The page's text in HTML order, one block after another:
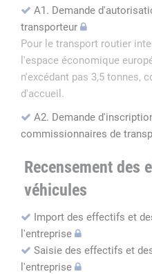
A1. Demande
transporteur
Pour le transport routier
l'espace économique
n'excédant pas 3,5 tonnes,
d'accueil.
A2. Demande
commissionnaires de
Recensement des
véhicules
Import des effectifs et
l'entreprise
Saisie des effectifs et
l'entreprise